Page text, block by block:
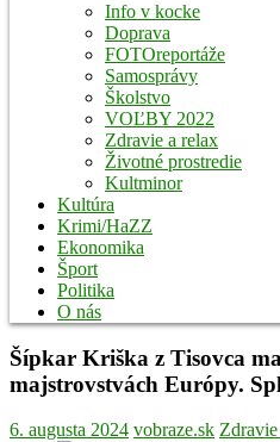
Info v kocke
Doprava
FOTOreportáže
Samosprávy
Školstvo
VOĽBY 2022
Zdravie a relax
Životné prostredie
Kultminor
Kultúra
Krimi/HaZZ
Ekonomika
Šport
Politika
O nás
Šípkar Kriška z Tisovca
majstrovstvách Európy.
6. augusta 2024 vobraze.sk